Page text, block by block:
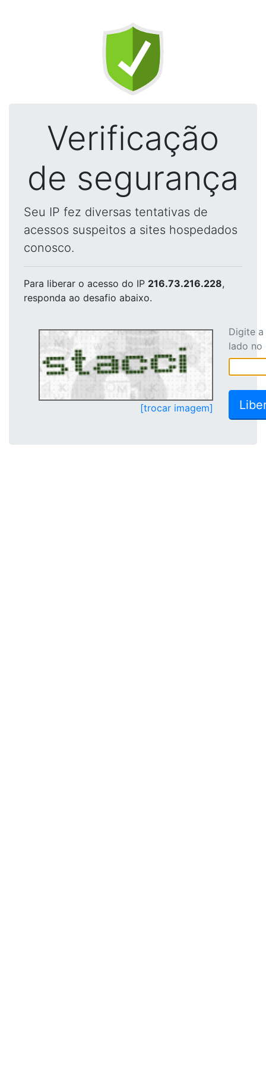
Verificação
de segurança
Seu IP fez diversas tentativas de
acessos suspeitos a sites hospedados
conosco.
Para liberar o acesso do IP 216.73.216.228,
responda ao desafio abaixo.
[trocar imagem]
Digite
lado no